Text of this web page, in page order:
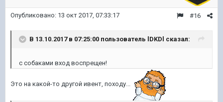
#16
Опубликовано: 13 окт 2017, 07:33:17
В 13.10.2017 в 07:25:00 пользователь lDKDl сказал:
с собаками вход воспрещен!
Это на какой-то другой ивент, походу...